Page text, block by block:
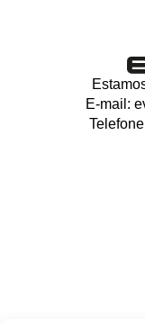
E-mail: